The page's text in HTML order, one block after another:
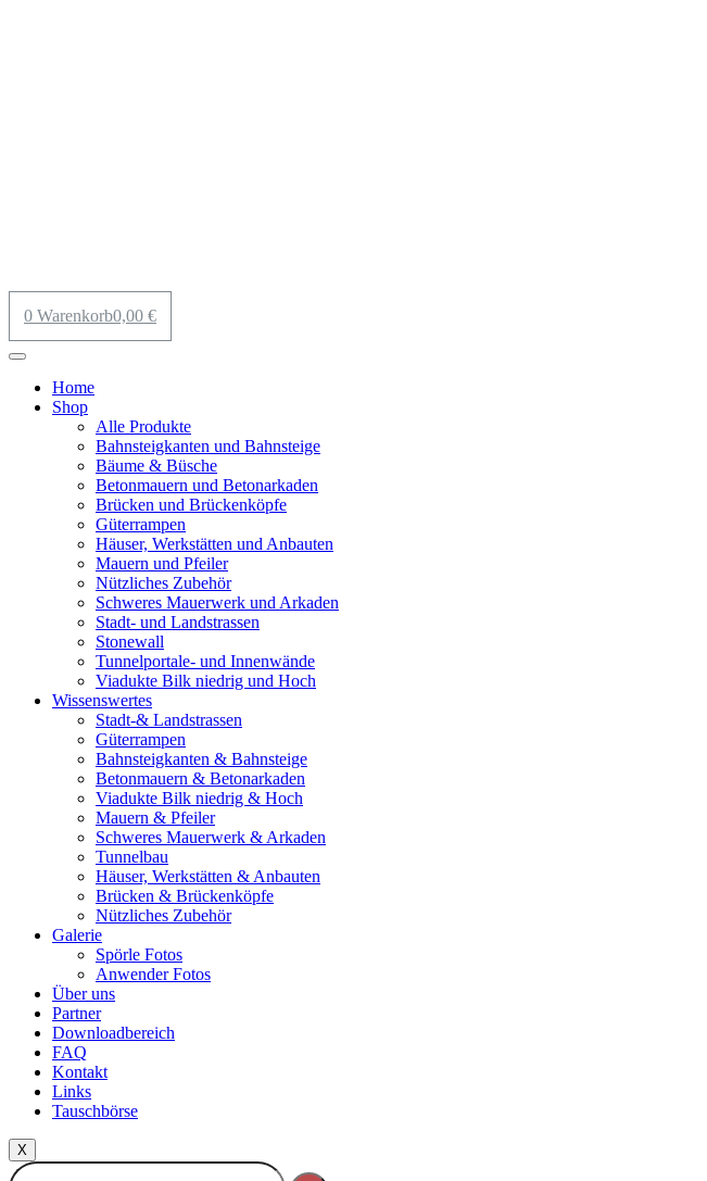
0,00 €
0 Warenkorb
Home
Shop
Alle Produkte
Bahnsteigkanten und Bahnsteige
Bäume & Büsche
Betonmauern und Betonarkaden
Brücken und Brückenköpfe
Güterrampen
Häuser, Werkstätten und Anbauten
Mauern und Pfeiler
Nützliches Zubehör
Schweres Mauerwerk und Arkaden
Stadt- und Landstrassen
Stonewall
Tunnelportale- und Innenwände
Viadukte Bilk niedrig und Hoch
Wissenswertes
Stadt-& Landstrassen
Güterrampen
Bahnsteigkanten & Bahnsteige
Betonmauern & Betonarkaden
Viadukte Bilk niedrig & Hoch
Mauern & Pfeiler
Schweres Mauerwerk & Arkaden
Tunnelbau
Häuser, Werkstätten & Anbauten
Brücken & Brückenköpfe
Nützliches Zubehör
Galerie
Spörle Fotos
Anwender Fotos
Über uns
Partner
Downloadbereich
FAQ
Kontakt
Links
Tauschbörse
X